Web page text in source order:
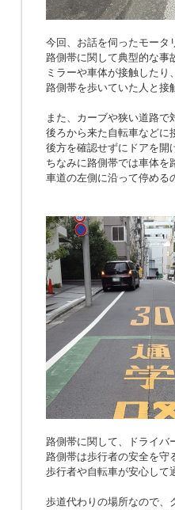
今回、お話を伺ったモー
路側帯に関して典型的な事
ミラーや車体が接触した
路側帯を歩いていた人と接
また、カーブや狭い道路で
後ろから来た自転車などに
後方を確認せずにドアを開
ちなみに路側帯では車体を
車道の左側に沿って停める
路側帯に関して、ドライバ
路側帯は歩行者の安全を守
歩行者や自転車が安心して
歩道代わりの場所なので、